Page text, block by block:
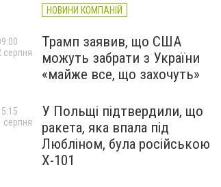
НОВИНИ КОМПАНІЙ
Трамп заявив, що США
можуть забрати з України
«майже все, що захочуть»
серпня
У Польщі підтвердили, що
ракета, яка впала під
Любліном, була російською
Х-101
серпня